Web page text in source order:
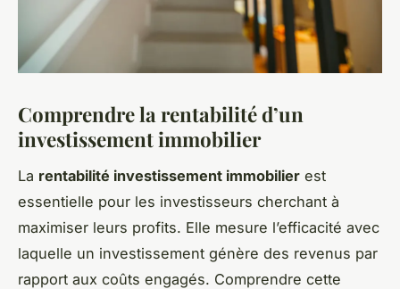
Comprendre la rentabilité d’un
investissement immobilier
La rentabilité investissement immobilier est
essentielle pour les investisseurs cherchant à
maximiser leurs profits. Elle mesure l’efficacité avec
laquelle un investissement génère des revenus par
rapport aux coûts engagés. Comprendre cette